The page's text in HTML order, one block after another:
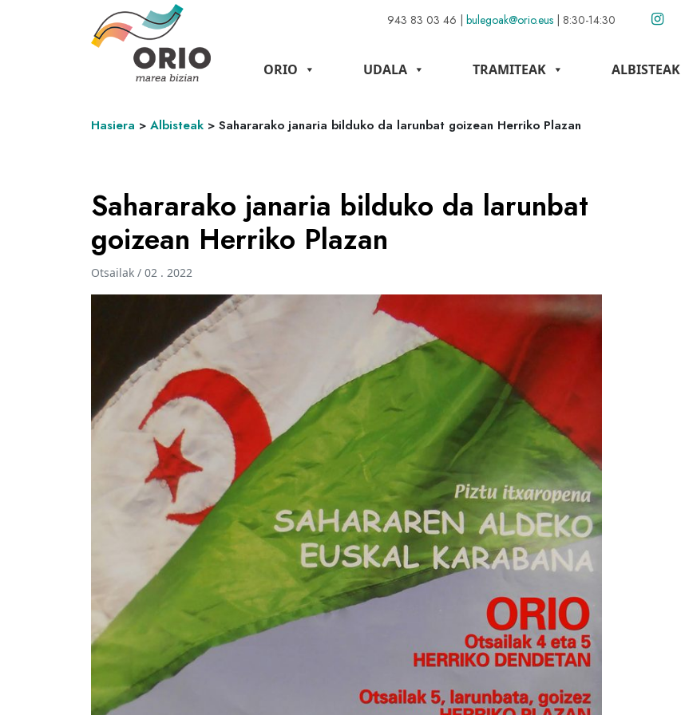
943 83 03 46 | bulegoak@orio.eus | 8:30-14:30
ORIO UDALA TRAMITEAK ALBISTEAK
Hasiera > Albisteak > Sahararako janaria bilduko da larunbat goizean Herriko Plazan
Sahararako janaria bilduko da larunbat
goizean Herriko Plazan
Otsailak / 02 . 2022